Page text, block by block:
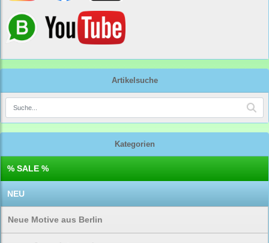
Artikelsuche
Kategorien
% SALE %
NEU
Neue Motive aus Berlin